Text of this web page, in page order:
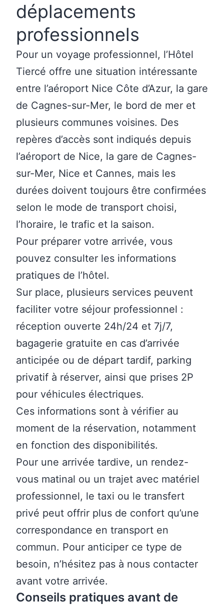
déplacements
professionnels
Pour un voyage professionnel, l’Hôtel
Tiercé offre une situation intéressante
entre l’aéroport Nice Côte d’Azur, la gare
de Cagnes-sur-Mer, le bord de mer et
plusieurs communes voisines. Des
repères d’accès sont indiqués depuis
l’aéroport de Nice, la gare de Cagnes-
sur-Mer, Nice et Cannes, mais les
durées doivent toujours être confirmées
selon le mode de transport choisi,
l’horaire, le trafic et la saison.
Pour préparer votre arrivée, vous
pouvez consulter les informations
pratiques de l’hôtel.
Sur place, plusieurs services peuvent
faciliter votre séjour professionnel :
réception ouverte 24h/24 et 7j/7,
bagagerie gratuite en cas d’arrivée
anticipée ou de départ tardif, parking
privatif à réserver, ainsi que prises 2P
pour véhicules électriques.
Ces informations sont à vérifier au
moment de la réservation, notamment
en fonction des disponibilités.
Pour une arrivée tardive, un rendez-
vous matinal ou un trajet avec matériel
professionnel, le taxi ou le transfert
privé peut offrir plus de confort qu’une
correspondance en transport en
commun. Pour anticiper ce type de
besoin, n’hésitez pas à nous contacter
avant votre arrivée.
Conseils pratiques avant de